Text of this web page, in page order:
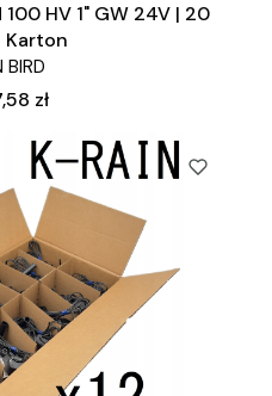
HV 1" GW 24V | 20
Karton
BIRD
zł